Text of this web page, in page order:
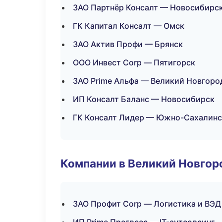
ЗАО Партнёр Консалт —
ГК Капитал Консалт — Омск
ЗАО Актив Профи — Брянск
ООО Инвест Corp — Пятигорск
ЗАО Prime Альфа — Великий
ИП Консалт Баланс — Новосибирск
ГК Консалт Лидер — Южно-
Компании в Великий
ЗАО Профит Corp — Логистика и ВЭД